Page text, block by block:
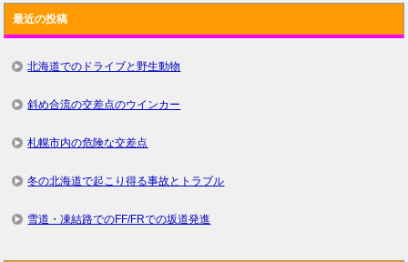
最近の投稿
北海道でのドライブと野生動物
斜め合流の交差点のウインカー
札幌市内の危険な交差点
冬の北海道で起こり得る事故とトラブル
雪道・凍結路でのFF/FRでの坂道発進